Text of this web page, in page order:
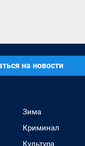
на новости
Зима
Криминал
Культура